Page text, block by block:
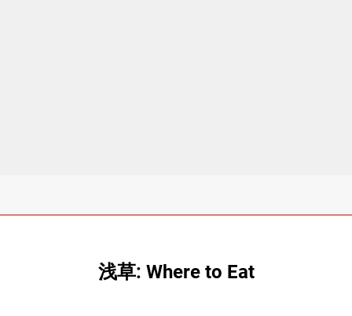
浅草: Where to Eat